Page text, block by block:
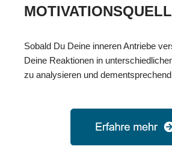
Sobald Du Deine inneren Antriebe
Deine Reaktionen in
zu analysieren und